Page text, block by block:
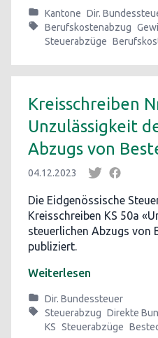
Kantone Dir.
Berufskostenabzug
Steuerabzüge
Kreisschreiben
Unzulässigkeit
Abzugs von
04.12.2023
Die Eidgenössische
Kreisschreiben KS 50a
steuerlichen Abzugs von
publiziert.
Weiterlesen
Dir. Bundessteuer
Steuerabzug Direkte
KS Steuerabzüge